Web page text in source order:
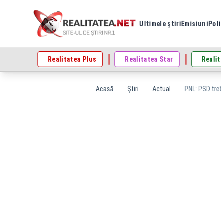
Ultimele știri Emisiuni
Realitatea Plus Realitatea Star
Acasă Știri Actual PNL: PSD